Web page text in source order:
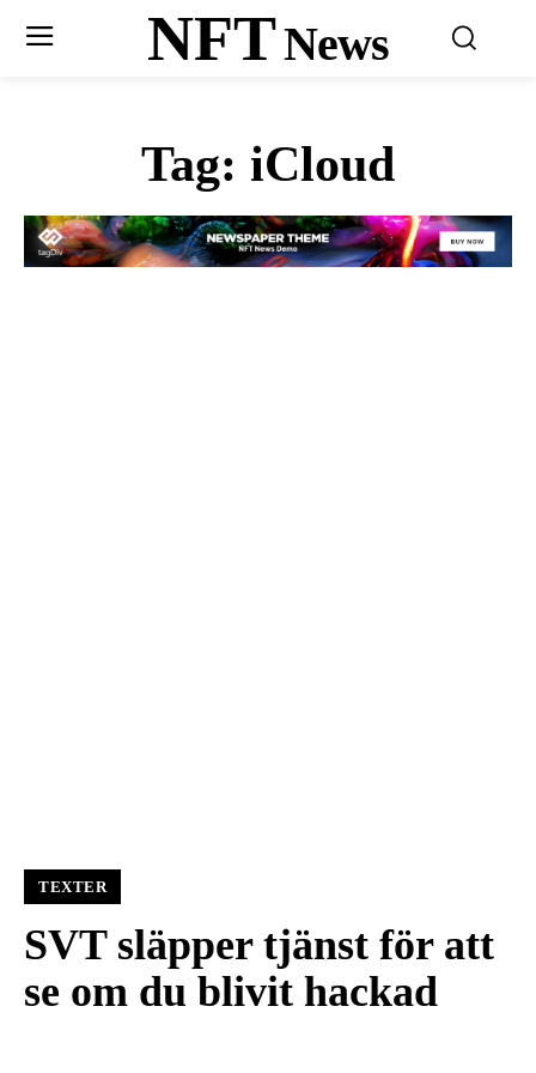
NFTNews
Tag: iCloud
TEXTER
SVT släpper tjänst för att
se om du blivit hackad